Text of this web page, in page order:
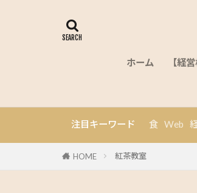
ホーム 【経
注目キーワード 食 Web
HOME 紅茶教室